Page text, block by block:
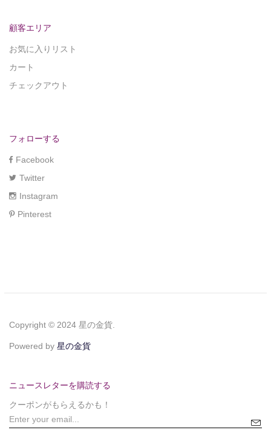
顧客エリア
お気に入りリスト
カート
チェックアウト
フォローする
Facebook
Twitter
Instagram
Pinterest
Copyright © 2024 星の金貨.
Powered by 星の金貨
ニュースレターを購読する
クーポンがもらえるかも！